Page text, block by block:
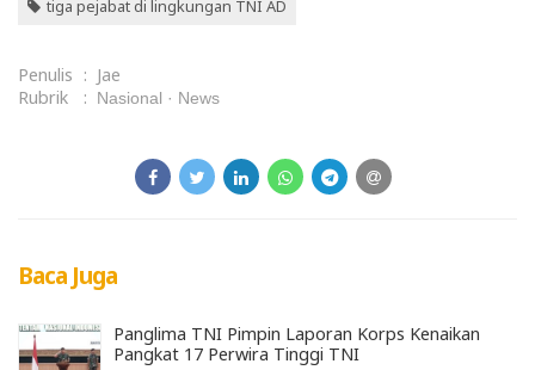
tiga pejabat di lingkungan TNI AD
Penulis : Jae
Rubrik
: Nasional News
Baca Juga
Panglima TNI Pimpin Laporan Korps Kenaikan
Pangkat 17 Perwira Tinggi TNI